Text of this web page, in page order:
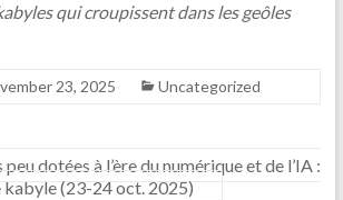
qui croupissent dans les geôles
23, 2025 Uncategorized
peu dotées à l’ère du numérique et de l’IA :
kabyle (23-24 oct. 2025)